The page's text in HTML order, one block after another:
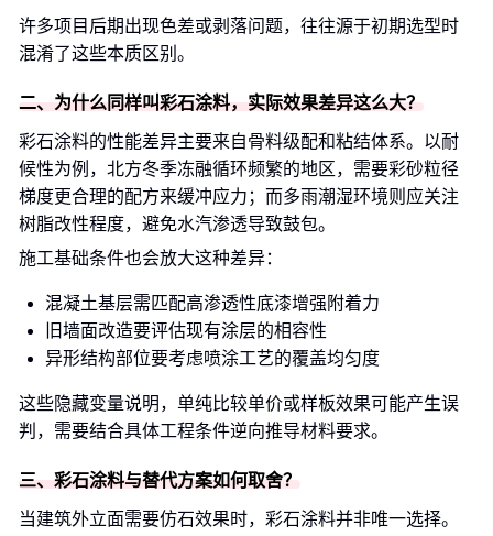
许多项目后期出现色差或剥落问题，往往源于初期选型时
混淆了这些本质区别。
二、为什么同样叫彩石涂料，实际效果差异这么大？
彩石涂料的性能差异主要来自骨料级配和粘结体系。以耐
候性为例，北方冬季冻融循环频繁的地区，需要彩砂粒径
梯度更合理的配方来缓冲应力；而多雨潮湿环境则应关注
树脂改性程度，避免水汽渗透导致鼓包。
施工基础条件也会放大这种差异：
混凝土基层需匹配高渗透性底漆增强附着力
旧墙面改造要评估现有涂层的相容性
异形结构部位要考虑喷涂工艺的覆盖均匀度
这些隐藏变量说明，单纯比较单价或样板效果可能产生误
判，需要结合具体工程条件逆向推导材料要求。
三、彩石涂料与替代方案如何取舍？
当建筑外立面需要仿石效果时，彩石涂料并非唯一选择。